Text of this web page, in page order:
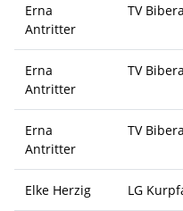
Erna
Antritter
TV
Erna
Antritter
TV
Erna
Antritter
TV
Elke Herzig LG